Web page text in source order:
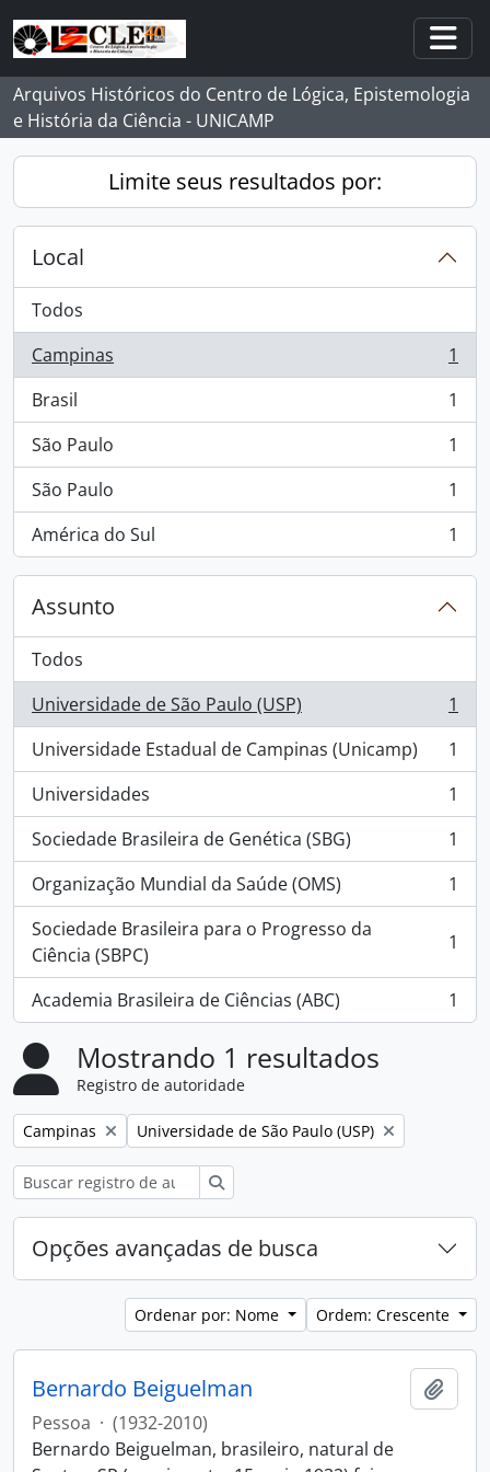
Skip to main content
Arquivos Históricos do Centro de Lógica, Epistemologia
e História da Ciência - UNICAMP
Limite seus resultados por:
Local
Todos
Campinas
, 1 resultados
1
Brasil
, 1 resultados
1
São Paulo
, 1 resultados
1
São Paulo
, 1 resultados
1
América do Sul
, 1 resultados 1
Assunto
Todos
Universidade de São Paulo (USP)
, 1 resultados
1
Universidade Estadual de Campinas (Unicamp)
, 1 resultados
1
Universidades
, 1 resultados
1
Sociedade Brasileira de Genética (SBG)
, 1 resultados
1
Organização Mundial da Saúde (OMS)
, 1 resultados
1
Sociedade Brasileira para o Progresso da
Ciência (SBPC)
, 1 resultados 1
Academia Brasileira de Ciências (ABC)
, 1 resultados 1
Mostrando 1 resultados
Registro de autoridade
Remover filtro:
Campinas Remover filtro:
Universidade de São Paulo (USP)
Opções avançadas de busca
Ordenar por: Nome Ordem: Crescente
Bernardo Beiguelman
Pessoa · (1932-2010)
Bernardo Beiguelman, brasileiro, natural de